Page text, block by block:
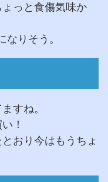
っと食傷気味か
りそう。
すね。
！
おり今はもうちょ